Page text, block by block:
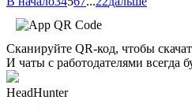
Сканируйте QR-код, чтобы
И чаты с работодателями всегда
HeadHunter